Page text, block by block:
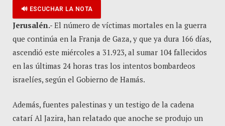
🔊 ESCUCHAR LA NOTA
Jerusalén.- El número de víctimas mortales en la guerra
que continúa en la Franja de Gaza, y que ya dura 166 días,
ascendió este miércoles a 31.923, al sumar 104 fallecidos
en las últimas 24 horas tras los intentos bombardeos
israelíes, según el Gobierno de Hamás.
Además, fuentes palestinas y un testigo de la cadena
catarí Al Jazira, han relatado que anoche se produjo un